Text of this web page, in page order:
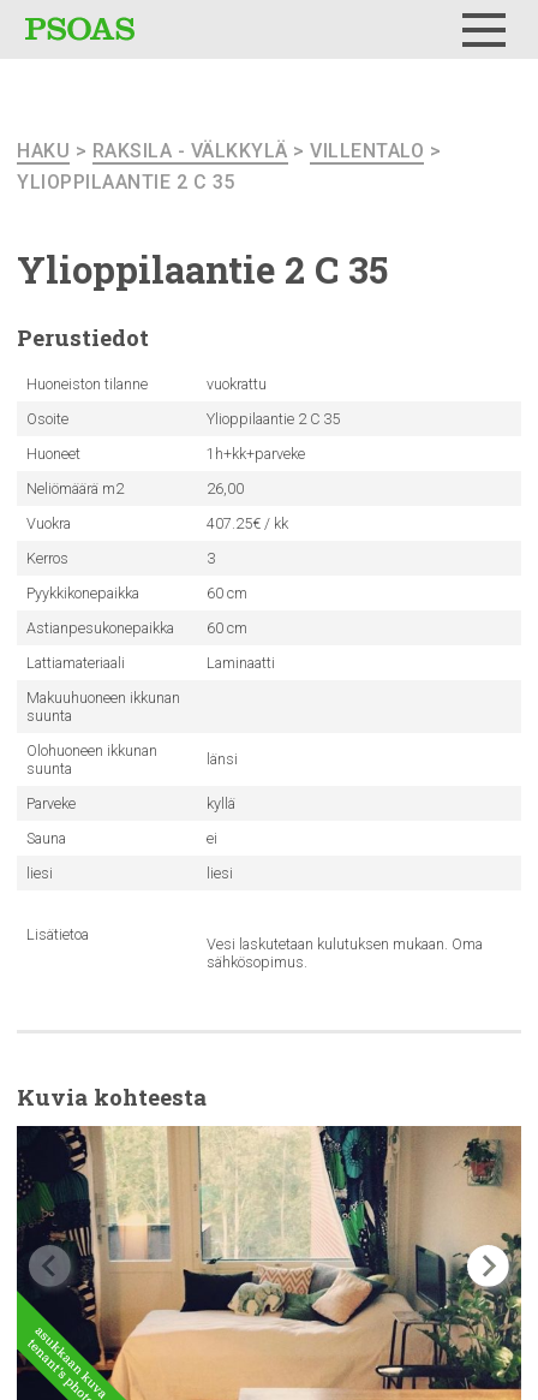
HAKU > RAKSILA - VÄLKKYLÄ > VILLENTALO >
YLIOPPILAANTIE 2 C 35
Ylioppilaantie 2 C 35
Perustiedot
Huoneiston tilanne
vuokrattu
Osoite
Ylioppilaantie 2 C 35
Huoneet
1h+kk+parveke
Neliömäärä m2
26,00
Vuokra
407.25€ / kk
Kerros
3
Pyykkikonepaikka
60 cm
Astianpesukonepaikka
60 cm
Lattiamateriaali
Laminaatti
Makuuhuoneen ikkunan
suunta
Olohuoneen ikkunan
suunta
länsi
Parveke
kyllä
Sauna
ei
liesi
liesi
Lisätietoa
Vesi laskutetaan kulutuksen mukaan. Oma
sähkösopimus.
Kuvia kohteesta